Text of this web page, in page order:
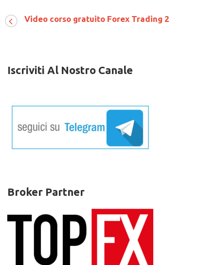
Video
corso
fare
Video corso gratuito Forex Trading 2
Iscriviti Al Nostro Canale
Broker Partner